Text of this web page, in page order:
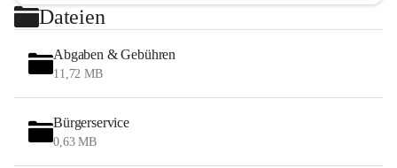
Dateien
Abgaben & Gebühren
11,72 MB
Bürgerservice
0,63 MB